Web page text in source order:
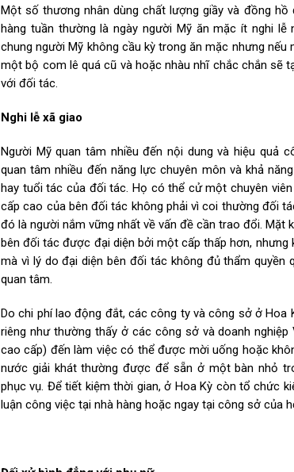
Một số thương nhân dùng chất lượng giầy và đồng hồ
hàng tuần thường là ngày người Mỹ ăn mặc ít nghi
chung người Mỹ không cầu kỳ trong ăn mặc nhưng
một bộ com lê quá cũ và hoặc nhàu nhĩ chắc chắn sẽ
với đối tác.
Nghi lễ xã giao
Người Mỹ quan tâm nhiều đến nội dung và hiệu quả
quan tâm nhiều đến năng lực chuyên môn và khả
hay tuổi tác của đối tác. Họ có thể cử một chuyên
cấp cao của bên đối tác không phải vì coi thường đối
đó là người nắm vững nhất về vấn đề cần trao đổi. Mặt
bên đối tác được đại diện bởi một cấp thấp hơn, nhưng
mà vì lý do đại diện bên đối tác không đủ thẩm quyền
quan tâm.
Do chi phí lao động đắt, các công ty và công sở ở Hoa
riêng như thường thấy ở các công sở và doanh
cao cấp) đến làm việc có thể được mời uống hoặc
nước giải khát thường được để sẵn ở một bàn nhỏ
phục vụ. Để tiết kiệm thời gian, ở Hoa Kỳ còn tổ chức
luận công việc tại nhà hàng hoặc ngay tại công sở của